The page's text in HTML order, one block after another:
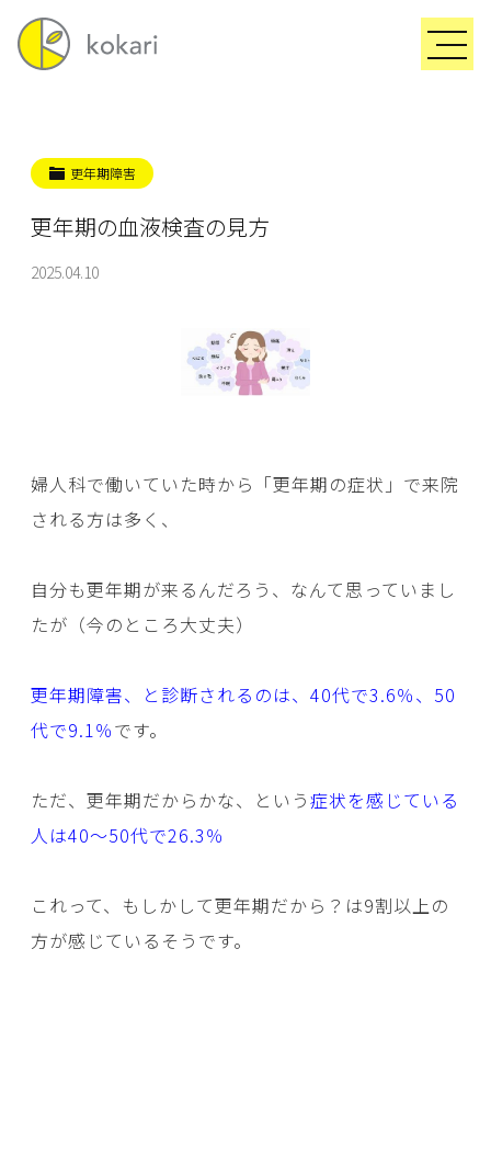
更年期障害
更年期の血液検査の見方
2025.04.10
婦人科で働いていた時から「更年期の症状」で来院
される方は多く、
自分も更年期が来るんだろう、なんて思っていまし
たが（今のところ大丈夫）
更年期障害、と診断されるのは、40代で3.6％、50
代で9.1％です。
ただ、更年期だからかな、という症状を感じている
人は40～50代で26.3％
これって、もしかして更年期だから？は9割以上の
方が感じているそうです。